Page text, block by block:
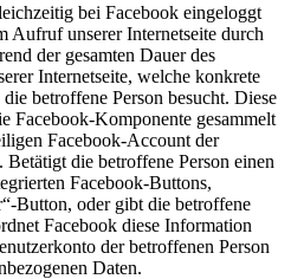
bei Facebook eingeloggt
Aufruf unserer Internetseite durch
der gesamten Dauer des
Internetseite, welche konkrete
betroffene Person besucht. Diese
Facebook-Komponente gesammelt
Facebook-Account der
die betroffene Person einen
Facebook-Buttons,
Button, oder gibt die betroffene
Facebook diese Information
der betroffenen Person
Daten.